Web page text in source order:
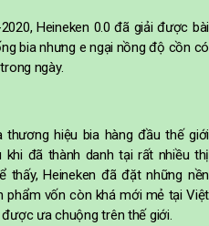
Heineken 0.0 đã giải được bài
bia nhưng e ngại nồng độ cồn có
ngày.
hiệu bia hàng đầu thế giới
khi đã thành danh tại rất nhiều thị
thấy, Heineken đã đặt những nền
phẩm vốn còn khá mới mẻ tại Việt
ưa chuộng trên thế giới.